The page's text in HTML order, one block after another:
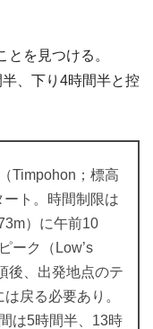
を見つける。
、下り4時間半と控
Timpohon；標高
ト。時間制限は
）に午前10
ーク（Low’s
後、出発地点のテ
戻る必要あり。
は5時間半、13時